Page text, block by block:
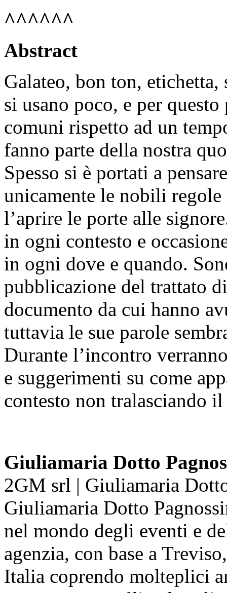
^^^^^^
Abstract
Galateo, bon ton,
si usano poco, e per
comuni rispetto ad un
fanno parte della nostra
Spesso si è portati a
unicamente le nobili
l’aprire le porte alle
in ogni contesto e
in ogni dove e quando.
pubblicazione del trattato
documento da cui hanno
tuttavia le sue parole
Durante l’incontro
e suggerimenti su come
contesto non tralasciando
Giuliamaria Dotto
2GM srl | Giuliamaria
Giuliamaria Dotto
nel mondo degli eventi e
agenzia, con base a
Italia coprendo molteplici